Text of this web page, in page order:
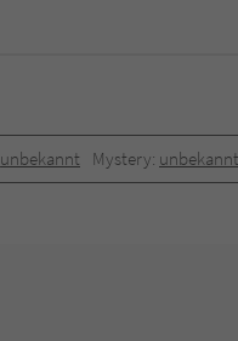
unbekannt Mystery: unbekannt